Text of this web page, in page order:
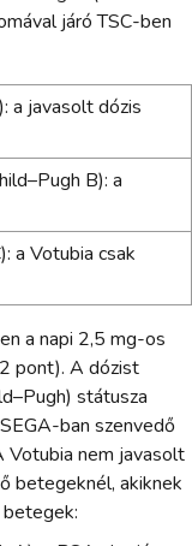
járó TSC-ben
a javasolt dózis
B): a
a Votubia csak
a napi 2,5 mg-os
pont). A dózist
státusza
ban szenvedő
nem javasolt
betegeknél, akiknek